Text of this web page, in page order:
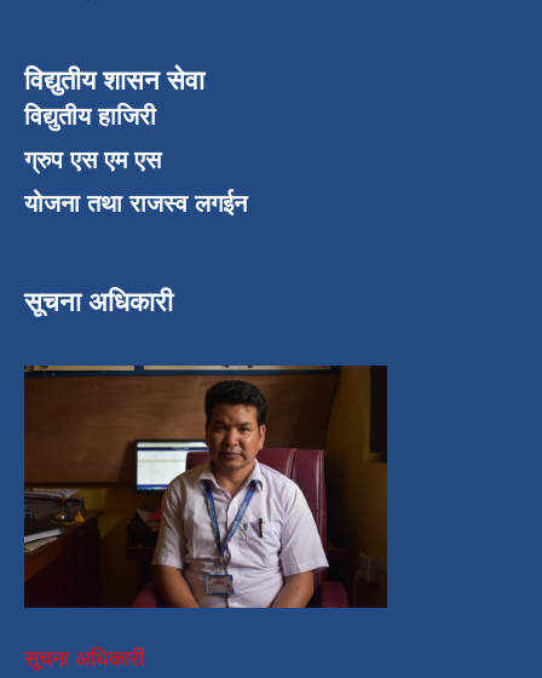
विद्युतीय शासन सेवा
विद्युतीय हाजिरी
ग्रुप एस एम एस
योजना तथा राजस्व लगईन
सूचना अधिकारी
सूचना अधिकारी